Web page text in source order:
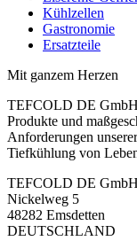
Kühlzellen
Gastronomie
Ersatzteile
Mit ganzem Herzen
TEFCOLD DE GmbH
Produkte und
Anforderungen
Tiefkühlung von
TEFCOLD DE GmbH
Nickelweg 5
48282 Emsdetten
DEUTSCHLAND